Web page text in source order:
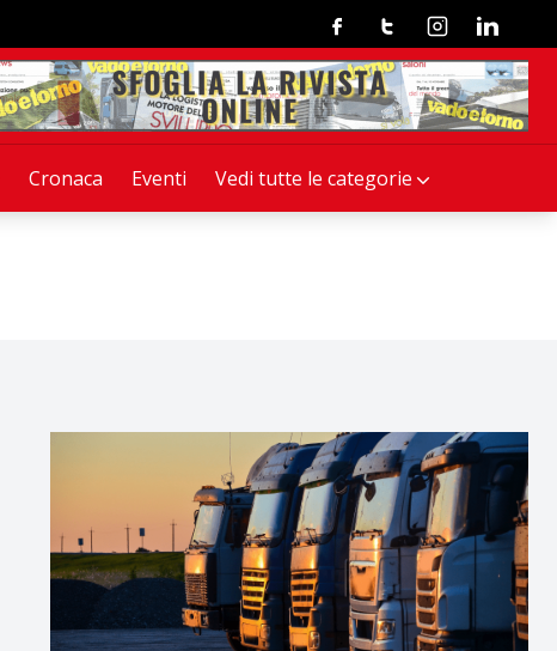
Cronaca Eventi Vedi tutte le categorie
FacebookTwitterInstagramLinkedin